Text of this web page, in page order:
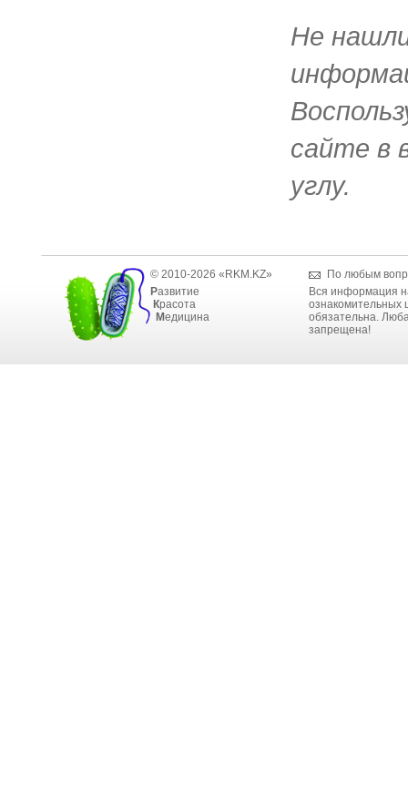
Не
сайте в
углу.
© 2010-2026 «RKM.KZ»
Развитие
Красота
Медицина
По любым
Вся информация
ознакомительных
обязательна.
запрещена!